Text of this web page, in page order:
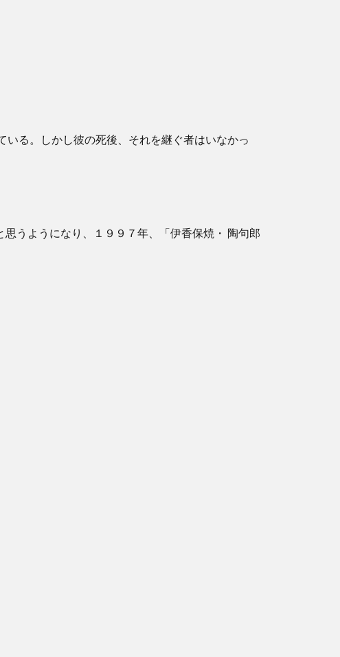
る。しかし彼の死後、それを継ぐ者はいなかっ
うようになり、１９９７年、「伊香保焼・ 陶句郎